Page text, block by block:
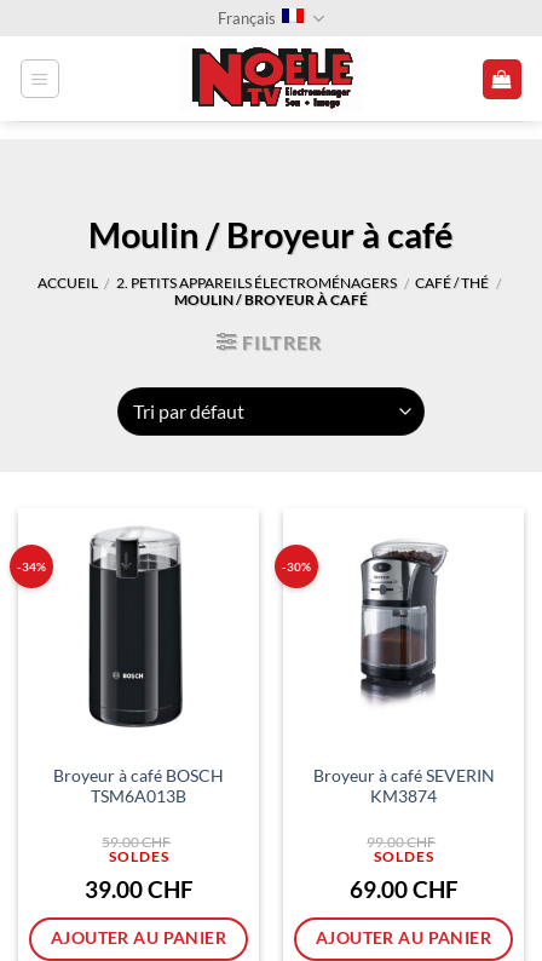
contenu
Français
Moulin / Broyeur à café
ACCUEIL / 2. PETITS APPAREILS ÉLECTROMÉNAGERS / CAFÉ / THÉ /
MOULIN / BROYEUR À CAFÉ
FILTRER
-34%
Broyeur à café BOSCH
TSM6A013B
59.00CHF
était :
59.00 CHF.
39.00CHFLe
actuel
est :
39.00 CHF.
AJOUTER AU PANIER
-30%
Broyeur à café SEVERIN
KM3874
99.00CHF
était :
99.00 CHF.
69.00CHFLe
actuel
est :
69.00 CHF.
AJOUTER AU PANIER